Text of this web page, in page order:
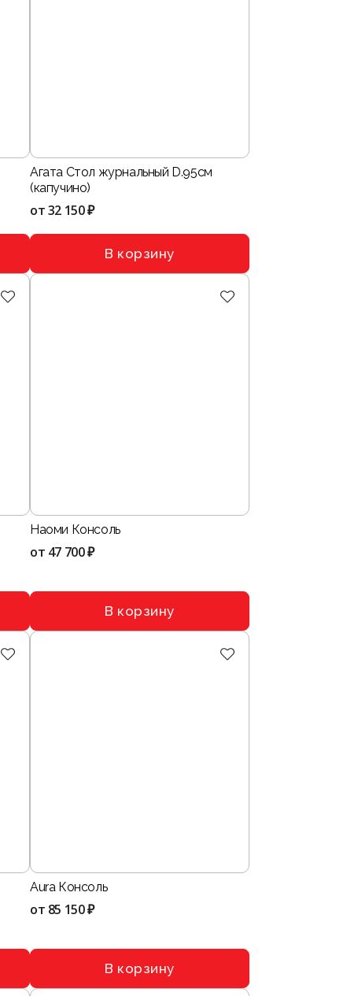
Агата Стол журнальный D.95см
(капучино)
от32 150 ₽
В корзину
Наоми Консоль
от 47 700 ₽
В корзину
Aura Консоль
от 85 150 ₽
В корзину